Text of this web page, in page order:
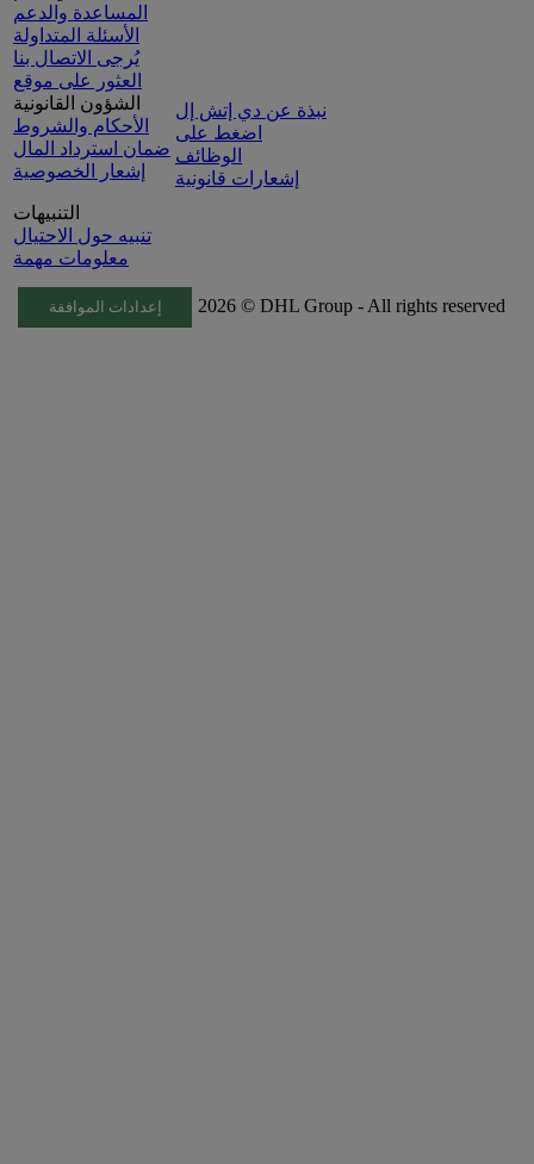
المساعدة والدعم
الأسئلة المتداولة
يُرجى الاتصال بنا
العثور على موقع
الشؤون القانونية
الأحكام والشروط
ضمان استرداد المال
إشعار الخصوصية
التنبيهات
تنبيه حول الاحتيال
معلومات مهمة
نبذة عن دي إتش إل
اضغط على
الوظائف
إشعارات قانونية
إعدادات الموافقة 2026 © DHL Group - All rights reserved